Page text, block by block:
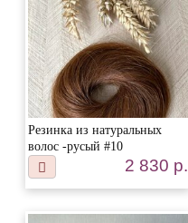
Резинка из натуральных
волос -русый #10
2 830 р.